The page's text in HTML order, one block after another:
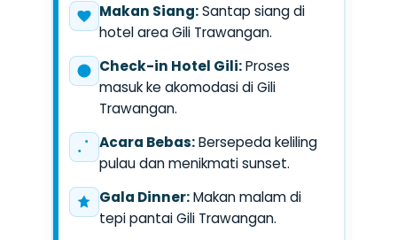
Makan Siang:Santap siang di
hotel area Gili Trawangan.
Check-in Hotel Gili:Proses
masuk ke akomodasi di Gili
Trawangan.
Acara Bebas:Bersepeda keliling
pulau dan menikmati sunset.
Gala Dinner:Makan malam di
tepi pantai Gili Trawangan.